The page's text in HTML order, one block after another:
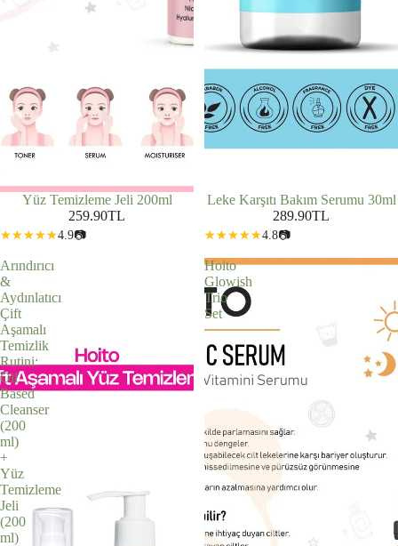
Yüz Temizleme Jeli 200ml
259.90TL
4.9📷
Leke Karşıtı Bakım Serumu 30ml
289.90TL
4.8📷
Arındırıcı
&
Aydınlatıcı
Çift
Aşamalı
Temizlik
Rutini:
Oil
Based
Cleanser
(200
ml)
+
Yüz
Temizleme
Jeli
(200
ml)
Hoito
Glowish
Trio
Set